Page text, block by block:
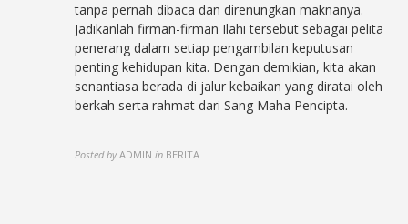
tanpa pernah dibaca dan direnungkan maknanya.
Jadikanlah firman-firman Ilahi tersebut sebagai pelita
penerang dalam setiap pengambilan keputusan
penting kehidupan kita. Dengan demikian, kita akan
senantiasa berada di jalur kebaikan yang diratai oleh
berkah serta rahmat dari Sang Maha Pencipta.
Posted by ADMIN in BERITA